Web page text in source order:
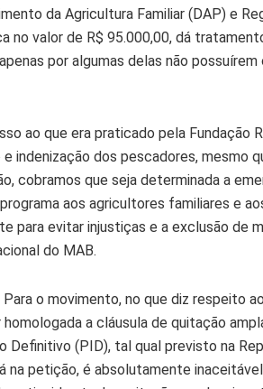
da Agricultura Familiar (DAP) e
no valor de R$ 95.000,00, dá
por algumas delas não
ao que era praticado pela Fundação
indenização dos pescadores, mesmo
cobramos que seja determinada a
aos agricultores familiares e
para evitar injustiças e a exclusão de
do MAB.
o movimento, no que diz respeito
a cláusula de quitação
Definitivo (PID), tal qual previsto na
na petição, é absolutamente